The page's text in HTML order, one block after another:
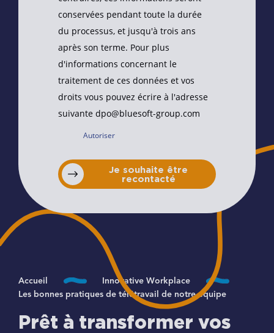
conservées pendant toute la durée
du processus, et jusqu'à trois ans
après son terme. Pour plus
d'informations concernant le
traitement de ces données et vos
droits vous pouvez écrire à l'adresse
suivante dpo@bluesoft-group.com
Autoriser
Je souhaite être
recontacté
Accueil
Innovative Workplace
Les bonnes pratiques de télétravail de notre équipe
Prêt à transformer vos